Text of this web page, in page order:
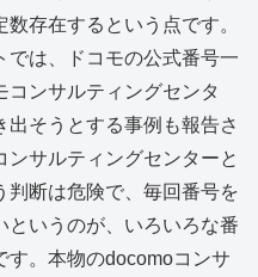
存在するという点です。
では、ドコモの公式番号一
コンサルティングセンタ
そうとする事例も報告さ
サルティングセンターと
判断は危険で、毎回番号を
というのが、いろいろな番
す。本物のdocomoコンサ